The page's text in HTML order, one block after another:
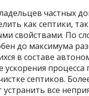
частных
как септики,
свойствами. По
до максимума
в составе
процесса
септиков.
все